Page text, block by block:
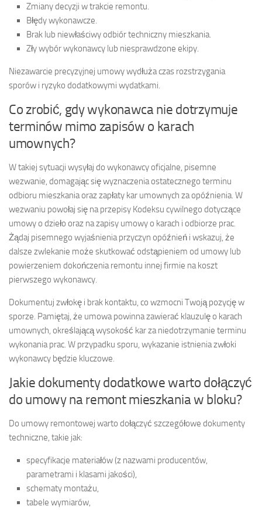
Zmiany decyzji w trakcie remontu.
Błędy wykonawcze.
Brak lub niewłaściwy odbiór techniczny mieszkania.
Zły wybór wykonawcy lub niesprawdzone ekipy.
Niezawarcie precyzyjnej umowy wydłuża czas rozstrzygania
sporów i ryzyko dodatkowymi wydatkami.
Co zrobić, gdy wykonawca nie dotrzymuje
terminów mimo zapisów o karach
umownych?
W takiej sytuacji wysyłaj do wykonawcy oficjalne, pisemne
wezwanie, domagając się wyznaczenia ostatecznego terminu
odbioru mieszkania oraz zapłaty kar umownych za opóźnienia. W
wezwaniu powołaj się na przepisy Kodeksu cywilnego dotyczące
umowy o dzieło oraz na zapisy umowy o karach i odbiorze prac.
Żądaj pisemnego wyjaśnienia przyczyn opóźnień i wskazuj, że
dalsze zwlekanie może skutkować odstąpieniem od umowy lub
powierzeniem dokończenia remontu innej firmie na koszt
pierwszego wykonawcy.
Dokumentuj zwłokę i brak kontaktu, co wzmocni Twoją pozycję w
sporze. Pamiętaj, że umowa powinna zawierać klauzulę o karach
umownych, określającą wysokość kar za niedotrzymanie terminu
wykonania prac. W przypadku sporu, wykazanie istnienia zwłoki
wykonawcy będzie kluczowe.
Jakie dokumenty dodatkowe warto dołączyć
do umowy na remont mieszkania w bloku?
Do umowy remontowej warto dołączyć szczegółowe dokumenty
techniczne, takie jak:
specyfikacje materiałów (z nazwami producentów,
parametrami i klasami jakości),
schematy montażu,
tabele wymiarów,